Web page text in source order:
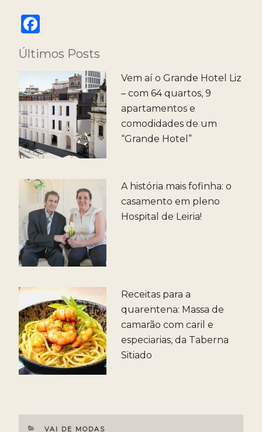
c
e
b
o
o
k
Últimos Posts
Vem aí o Grande Hotel Liz
– com 64 quartos, 9
apartamentos e
comodidades de um
“Grande Hotel”
A história mais fofinha: o
casamento em pleno
Hospital de Leiria!
Receitas para a
quarentena: Massa de
camarão com caril e
especiarias, da Taberna
Sitiado
CATEGORIAS
VAI DE MODAS